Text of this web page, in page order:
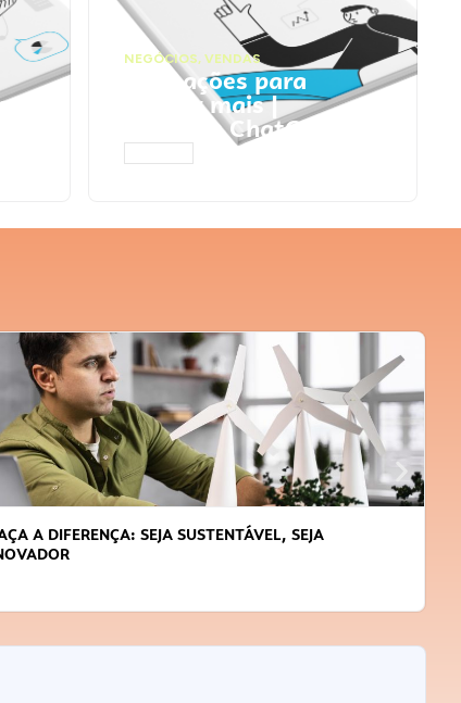
NEGÓCIOS, VENDAS
Faça ações para
vender mais |
Prompts ChatGPT
A DIFERENÇA: SEJA SUSTENTÁVEL, SEJA